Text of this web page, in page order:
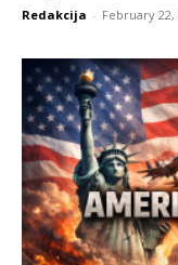
Redakcija - February 22,